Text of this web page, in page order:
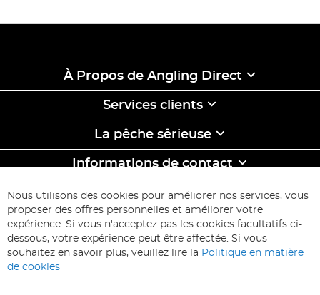
À Propos de Angling Direct
Services clients
La pêche sêrieuse
Informations de contact
ABONNEZ-VOUS & ECONOMISEZ
Inscription
à
d’information
:
Inscription
Nous utilisons des cookies pour améliorer nos services, vous
proposer des offres personnelles et améliorer votre
expérience. Si vous n'acceptez pas les cookies facultatifs ci-
dessous, votre expérience peut être affectée. Si vous
souhaitez en savoir plus, veuillez lire la Politique en matière
de cookies